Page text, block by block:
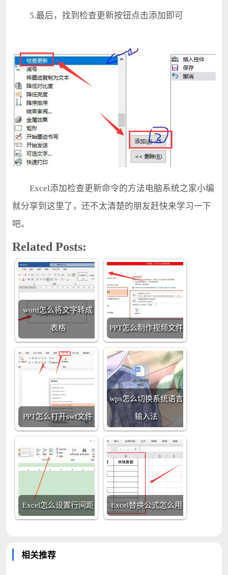
5.最后，找到检查更新按钮点击添加即可
Excel添加检查更新命令的方法电脑系统之家小编
就分享到这里了，还不太清楚的朋友赶快来学习一下
吧。
Related Posts:
word怎么将文字转成
表格 PPT怎么制作视频文件
PPT怎么打开swf文件
wps怎么切换系统语言
输入法
Excel怎么设置行间距 Excel替换公式怎么用
相关推荐